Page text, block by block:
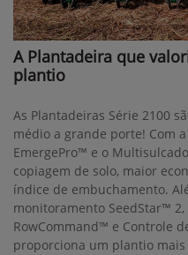
A Plantadeira que
plantio
As Plantadeiras Série 2100
médio a grande porte! Com
EmergePro™ e o
copiagem de solo, maior
índice de embuchamento.
monitoramento SeedStar™
RowCommand™ e Controle
proporciona um plantio